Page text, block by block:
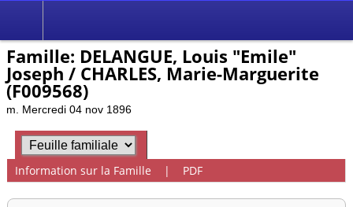
Famille: DELANGUE, Louis "Emile"
Joseph / CHARLES, Marie-Marguerite
(F009568)
m. Mercredi 04 nov 1896
Information sur la Famille | PDF